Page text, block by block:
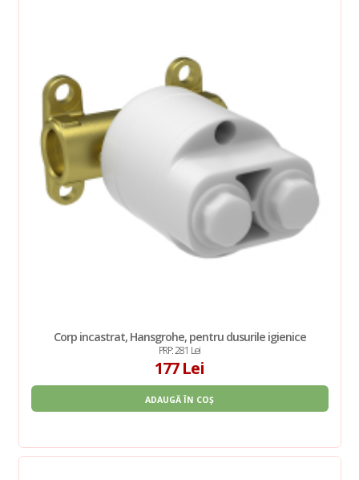
Corp incastrat, Hansgrohe, pentru dusurile igienice
PRP: 281 Lei
177 Lei
ADAUGĂ ÎN COȘ